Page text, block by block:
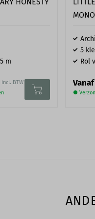
m
incl. BTW
5
Rol
Vanaf
●